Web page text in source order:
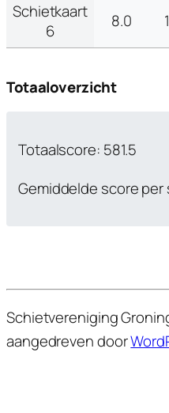
Schietkaart
6
8.0
Totaaloverzicht
Totaalscore: 581.5
Gemiddelde score per
Schietvereniging
aangedreven door